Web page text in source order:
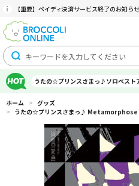
【重要】ペイディ決済サービス終了のお知らせ
うたの☆プリンスさまっ♪ソロベスト
ホーム > グッズ
> うたの☆プリンスさまっ♪ Metamorphose